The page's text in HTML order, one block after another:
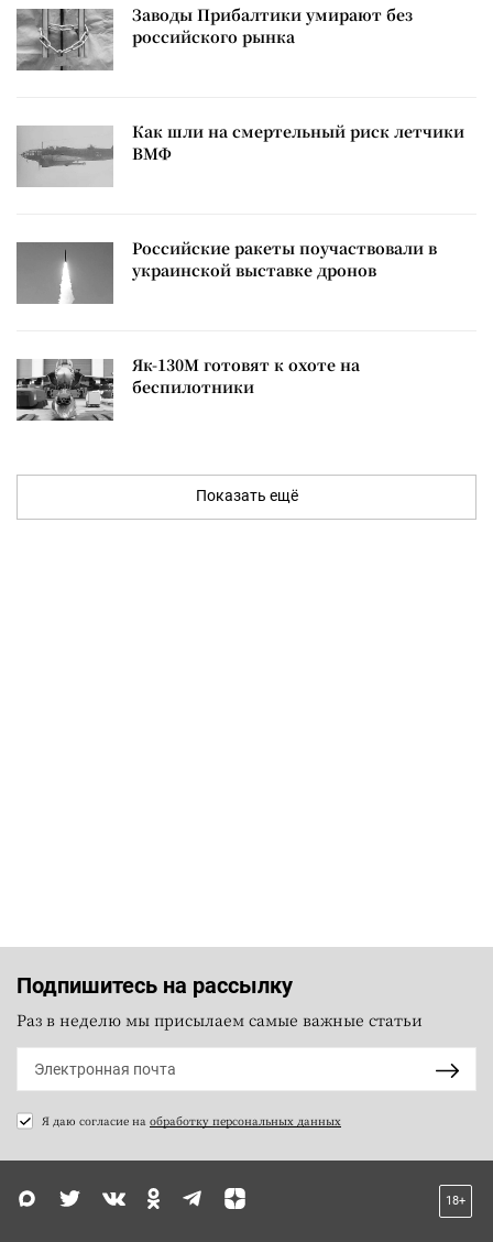
Заводы Прибалтики умирают без
российского рынка
Как шли на смертельный риск летчики
ВМФ
Российские ракеты поучаствовали в
украинской выставке дронов
Як-130М готовят к охоте на
беспилотники
Показать ещё
Подпишитесь на рассылку
Раз в неделю мы присылаем самые важные статьи
Я даю согласие на обработку персональных данных
18+